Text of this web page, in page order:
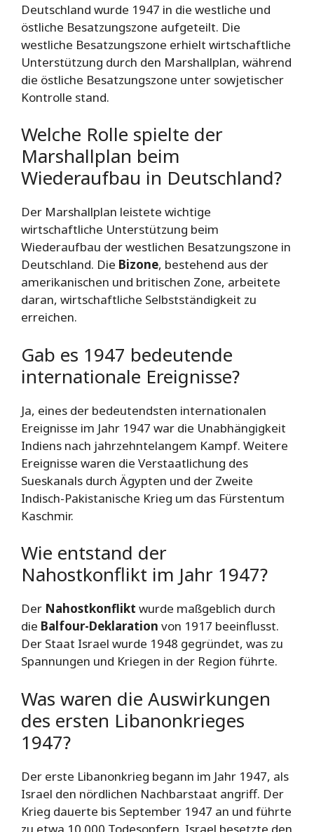
Deutschland wurde 1947 in die westliche und
östliche Besatzungszone aufgeteilt. Die
westliche Besatzungszone erhielt wirtschaftliche
Unterstützung durch den Marshallplan, während
die östliche Besatzungszone unter sowjetischer
Kontrolle stand.
Welche Rolle spielte der
Marshallplan beim
Wiederaufbau in Deutschland?
Der Marshallplan leistete wichtige
wirtschaftliche Unterstützung beim
Wiederaufbau der westlichen Besatzungszone in
Deutschland. Die Bizone, bestehend aus der
amerikanischen und britischen Zone, arbeitete
daran, wirtschaftliche Selbstständigkeit zu
erreichen.
Gab es 1947 bedeutende
internationale Ereignisse?
Ja, eines der bedeutendsten internationalen
Ereignisse im Jahr 1947 war die Unabhängigkeit
Indiens nach jahrzehntelangem Kampf. Weitere
Ereignisse waren die Verstaatlichung des
Sueskanals durch Ägypten und der Zweite
Indisch-Pakistanische Krieg um das Fürstentum
Kaschmir.
Wie entstand der
Nahostkonflikt im Jahr 1947?
Der Nahostkonflikt wurde maßgeblich durch
die Balfour-Deklaration von 1917 beeinflusst.
Der Staat Israel wurde 1948 gegründet, was zu
Spannungen und Kriegen in der Region führte.
Was waren die Auswirkungen
des ersten Libanonkrieges
1947?
Der erste Libanonkrieg begann im Jahr 1947, als
Israel den nördlichen Nachbarstaat angriff. Der
Krieg dauerte bis September 1947 an und führte
zu etwa 10.000 Todesopfern. Israel besetzte den